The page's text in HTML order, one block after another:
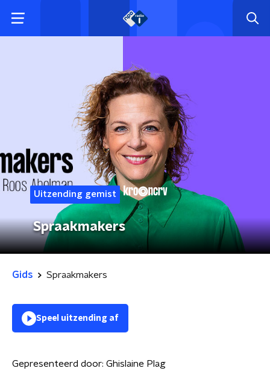
Uitzending gemist
Spraakmakers
Gids Spraakmakers
Speel uitzending af
Gepresenteerd door: Ghislaine Plag